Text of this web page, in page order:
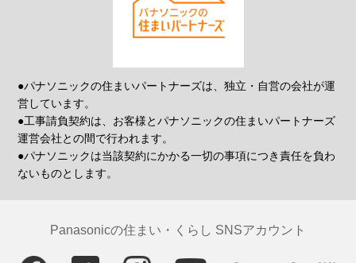
●パナソニックの住まいパートナーズは、独立・自営の会社が運
営しています。
●工事請負契約は、お客様とパナソニックの住まいパートナーズ
運営会社との間で行われます。
●パナソニックは当該契約にかかる一切の事項につき責任を負わ
ないものとします。
Panasonicの住まい・くらし SNSアカウント